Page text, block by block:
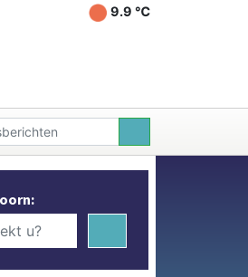
9.9 ℃